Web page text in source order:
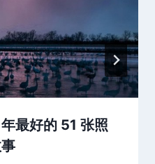
最好的 51 张照